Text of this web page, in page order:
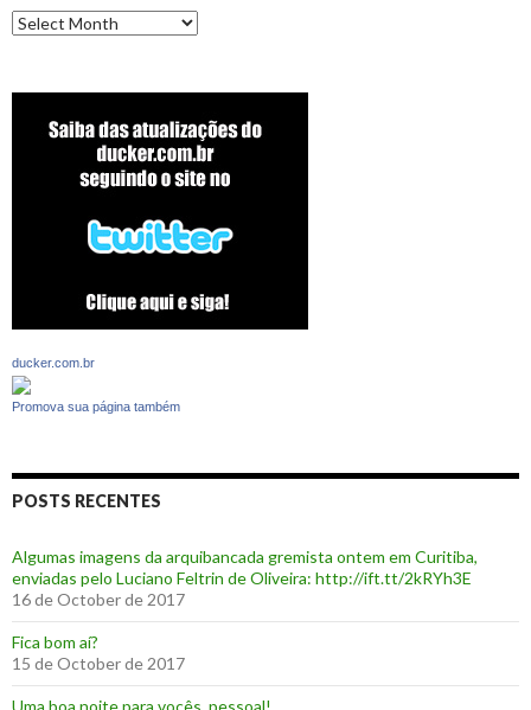
Archives
ducker.com.br
Promova sua página também
POSTS RECENTES
Algumas imagens da arquibancada gremista ontem em Curitiba,
enviadas pelo Luciano Feltrin de Oliveira: http://ift.tt/2kRYh3E
16 de October de 2017
‪Fica bom aí?‬
15 de October de 2017
Uma boa noite para vocês, pessoal!